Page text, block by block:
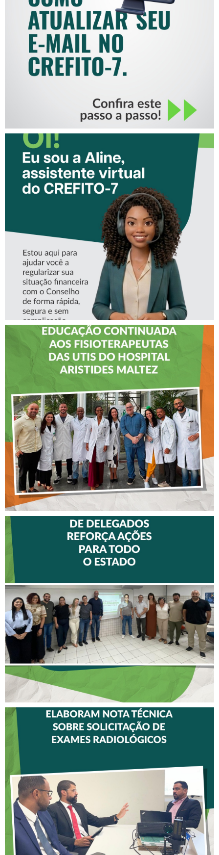
COMO ATUALIZAR SEU E-
MAIL NO CREFITO-7
CONHEÇA A ‘ALINE’,
ASSISTENTE VIRTUAL DO
CREFITO-7
CREFITO-7 LEVA EDUCAÇÃO
CONTINUADA AOS
FISIOTERAPEUTAS DAS UTIs
DO HOSPITAL ARISTIDES
MALTEZ
DELEGADOS REFORÇA
AÇÕES PARA TODO O
ESTADO
INICIAM ELABORAÇÃO DE
NOTA TÉCNICA SOBRE
SOLICITAÇÃO DE EXAMES
RADIOLÓGICOS